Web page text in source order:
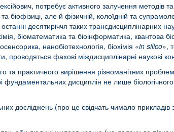
потребує активного залучення методів та
але й фізичній, колоїдній та
десятиріччя таких трансдисциплінарних
біоматематика та біоінформатика, квантова
нанобіотехнологія, біохімія «in silico»,
фахові міждисциплінарні наукові
практичного вирішення різноманітних проблем
дисциплін не лише
досліджень (про це свідчать чимало прикладів